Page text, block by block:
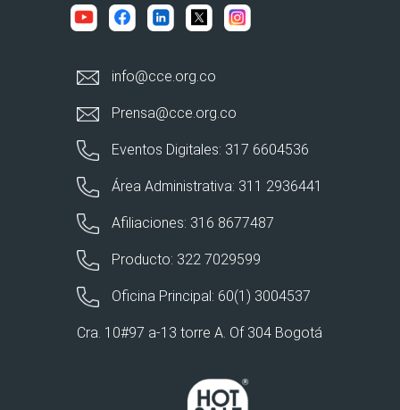
info@cce.org.co
Prensa@cce.org.co
Eventos Digitales: 317 6604536
Área Administrativa: 311 2936441
Afiliaciones: 316 8677487
Producto: 322 7029599
Oficina Principal: 60(1) 3004537
Cra. 10#97 a-13 torre A. Of 304 Bogotá